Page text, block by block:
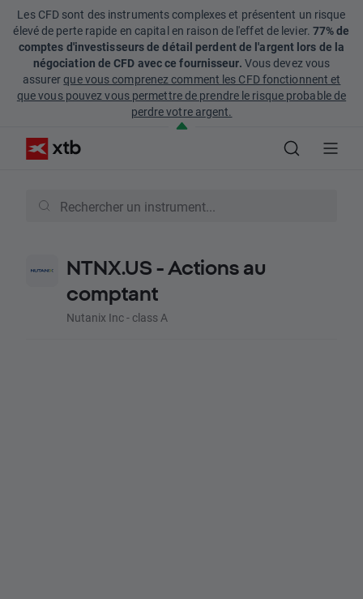
Les CFD sont des instruments complexes et présentent un risque
élevé de perte rapide en capital en raison de l'effet de levier. 77% de
comptes d'investisseurs de détail perdent de l'argent lors de la
négociation de CFD avec ce fournisseur. Vous devez vous
assurerque vous comprenez comment les CFD fonctionnent et
que vous pouvez vous permettre de prendre le risque probable de
perdre votre argent.
NTNX.US - Actions au
comptant
Nutanix Inc - class A